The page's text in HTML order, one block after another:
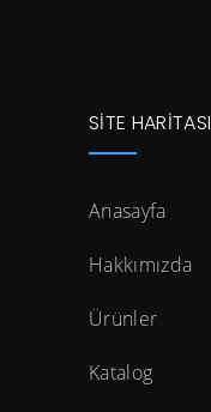
SİTE HARİTASI
Anasayfa
Hakkımızda
Ürünler
Katalog